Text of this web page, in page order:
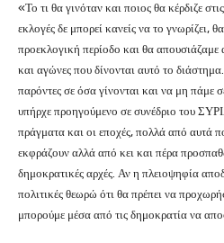
«Το τι θα γινόταν και ποιος θα κέρδιζε
εκλογές δε μπορεί κανείς να το γνωρίζει,
προεκλογική περίοδο και θα απουσιάζαμε
και αγώνες που δίνονται αυτό το
παρόντες σε όσα γίνονται και να μη πάμε
υπήρχε προηγούμενο σε συνέδριο του
πράγματα και οι εποχές, πολλά από αυτά
εκφράζουν αλλά από κει και πέρα
δημοκρατικές αρχές. Αν η πλειοψηφία
πολιτικές θεωρώ ότι θα πρέπει να
μπορούμε μέσα από τις δημοκρατία να